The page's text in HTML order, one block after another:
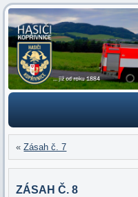
«Zásah č. 7
ZÁSAH Č. 8